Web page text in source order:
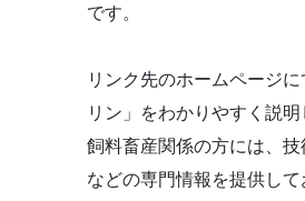
です。
リンク先のホームページ
リン」をわかりやすく説明
飼料畜産関係の方には、
などの専門情報を提供し